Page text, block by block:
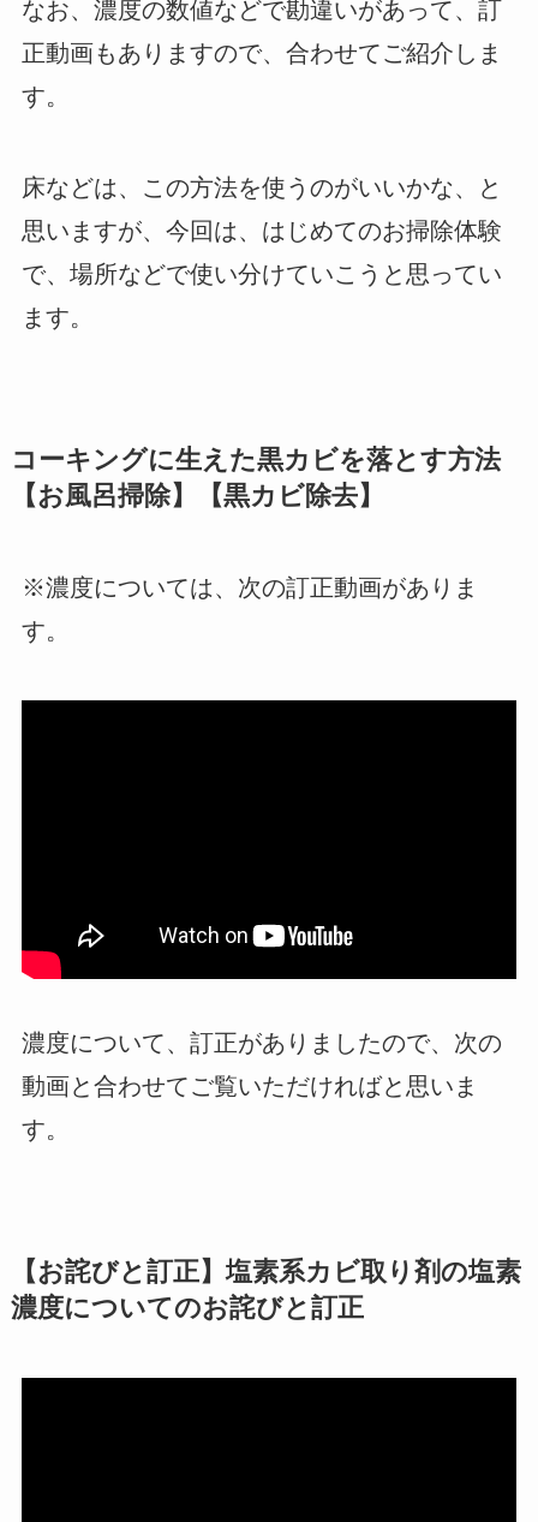
なお、濃度の数値などで勘違いがあって、訂
正動画もありますので、合わせてご紹介しま
す。
床などは、この方法を使うのがいいかな、と
思いますが、今回は、はじめてのお掃除体験
で、場所などで使い分けていこうと思ってい
ます。
コーキングに生えた黒カビを落とす方法
【お風呂掃除】【黒カビ除去】
※濃度については、次の訂正動画がありま
す。
濃度について、訂正がありましたので、次の
動画と合わせてご覧いただければと思いま
す。
【お詫びと訂正】塩素系カビ取り剤の塩素
濃度についてのお詫びと訂正